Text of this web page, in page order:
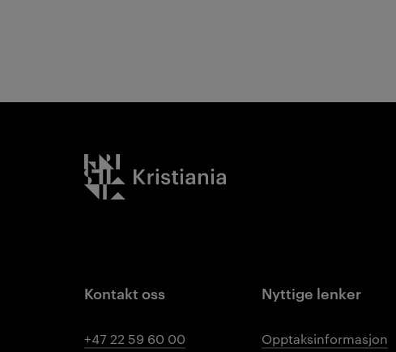
Kristiania logo
Kontakt oss
+47 22 59 60 00
Nyttige lenker
Opptaksinformasjon